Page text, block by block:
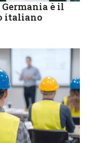
è il
italiano